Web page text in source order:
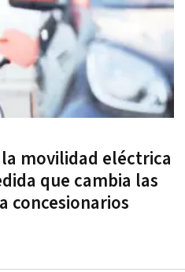
movilidad eléctrica
que cambia las
concesionarios